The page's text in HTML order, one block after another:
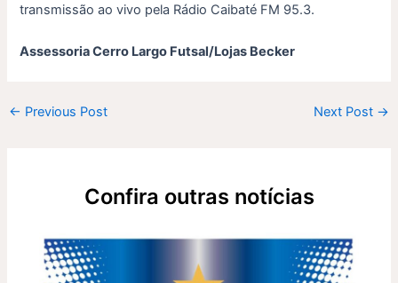
transmissão ao vivo pela Rádio Caibaté FM 95.3.
Assessoria Cerro Largo Futsal/Lojas Becker
← Previous Post Next Post →
Confira outras notícias